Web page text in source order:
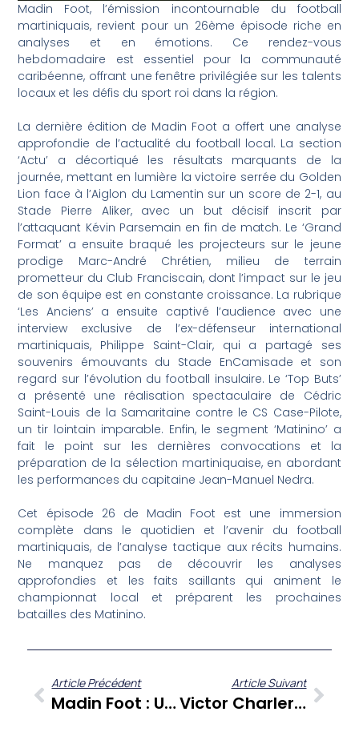
Madin Foot, l’émission incontournable du football
martiniquais, revient pour un 26ème épisode riche en
analyses et en émotions. Ce rendez-vous
hebdomadaire est essentiel pour la communauté
caribéenne, offrant une fenêtre privilégiée sur les talents
locaux et les défis du sport roi dans la région.
La dernière édition de Madin Foot a offert une analyse
approfondie de l’actualité du football local. La section
‘Actu’ a décortiqué les résultats marquants de la
journée, mettant en lumière la victoire serrée du Golden
Lion face à l’Aiglon du Lamentin sur un score de 2-1, au
Stade Pierre Aliker, avec un but décisif inscrit par
l’attaquant Kévin Parsemain en fin de match. Le ‘Grand
Format’ a ensuite braqué les projecteurs sur le jeune
prodige Marc-André Chrétien, milieu de terrain
prometteur du Club Franciscain, dont l’impact sur le jeu
de son équipe est en constante croissance. La rubrique
‘Les Anciens’ a ensuite captivé l’audience avec une
interview exclusive de l’ex-défenseur international
martiniquais, Philippe Saint-Clair, qui a partagé ses
souvenirs émouvants du Stade EnCamisade et son
regard sur l’évolution du football insulaire. Le ‘Top Buts’
a présenté une réalisation spectaculaire de Cédric
Saint-Louis de la Samaritaine contre le CS Case-Pilote,
un tir lointain imparable. Enfin, le segment ‘Matinino’ a
fait le point sur les dernières convocations et la
préparation de la sélection martiniquaise, en abordant
les performances du capitaine Jean-Manuel Nedra.
Cet épisode 26 de Madin Foot est une immersion
complète dans le quotidien et l’avenir du football
martiniquais, de l’analyse tactique aux récits humains.
Ne manquez pas de découvrir les analyses
approfondies et les faits saillants qui animent le
championnat local et préparent les prochaines
batailles des Matinino.
Article Précédent
Madin Foot : Un Bilan Approfondi Du Football Martiniquais, Entre Performances De Clubs Et Espoirs Des Matinino
Article Suivant
Victor Charlery Et « Kouté Sa » : Une Immersion Au Cœur De L’expression Culturelle Antillaise